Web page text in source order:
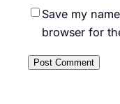
Save my
browser for